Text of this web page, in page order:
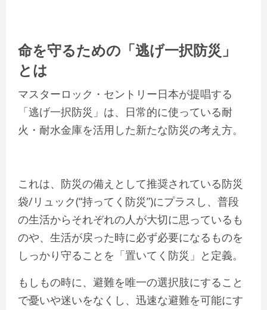
命を守るための「逃げ一択防災」
とは
マスターロック・セントリー日本が提唱する
「逃げ一択防災」は、日常的に使っている耐
火・耐水金庫を活用した新たな防災の考え方。
これは、防災の備えとして推奨されている防災
袋/リュック(“持ってく防災”)にプラスし、普段
の生活からそれぞれの人が大切に思っているも
のや、生活が戻った時に必ず必要になるものを
しっかり守ることを「置いてく防災」と定義。
もしもの時に、避難を唯一の選択肢にすること
で憂いや迷いをなくし、迅速な避難を可能にす